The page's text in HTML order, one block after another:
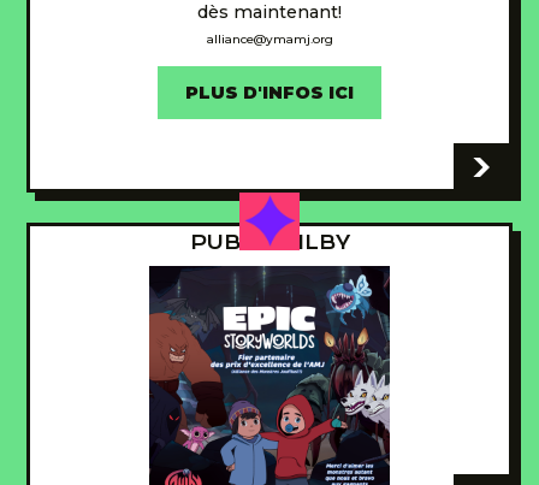
dès maintenant!
alliance@ymamj.org
PLUS D'INFOS ICI
-
PUB - GUILBY